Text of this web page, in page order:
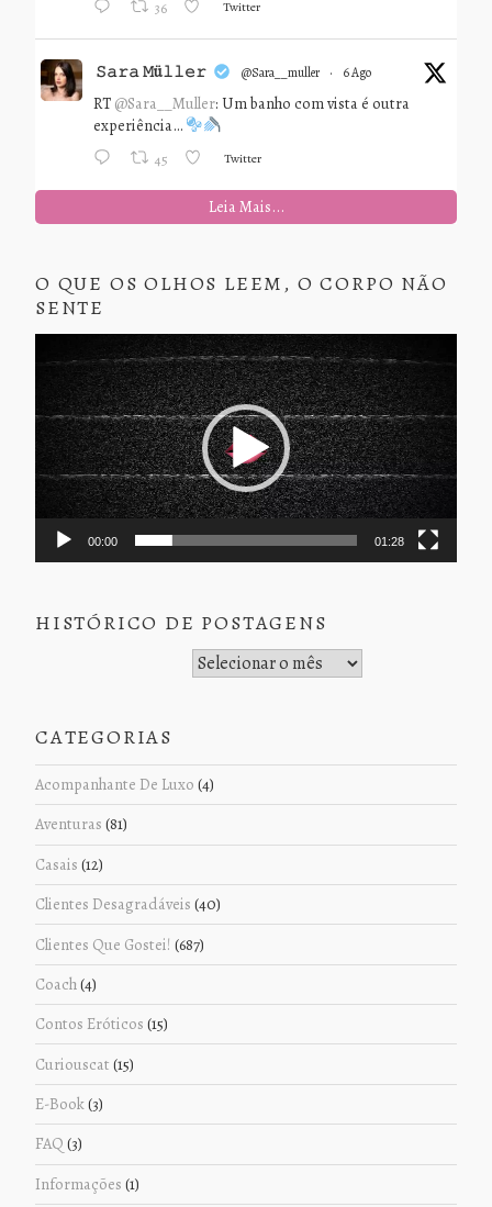
36 Twitter
𝚂𝚊𝚛𝚊 𝙼ü𝚕𝚕𝚎𝚛 @sara__muller · 6 Ago
RT @Sara__Muller: Um banho com vista é outra
experiência…
45 Twitter
Leia Mais...
O QUE OS OLHOS LEEM, O CORPO NÃO
SENTE
de
vídeo
00:00 01:28
HISTÓRICO DE POSTAGENS
CATEGORIAS
Acompanhante De Luxo (4)
Aventuras (81)
Casais (12)
Clientes Desagradáveis (40)
Clientes Que Gostei! (687)
Coach(4)
Contos Eróticos (15)
Curiouscat (15)
E-Book(3)
FAQ (3)
Informações (1)